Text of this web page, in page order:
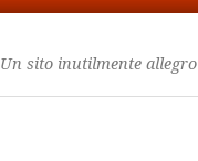
Un sito inutilmente allegro